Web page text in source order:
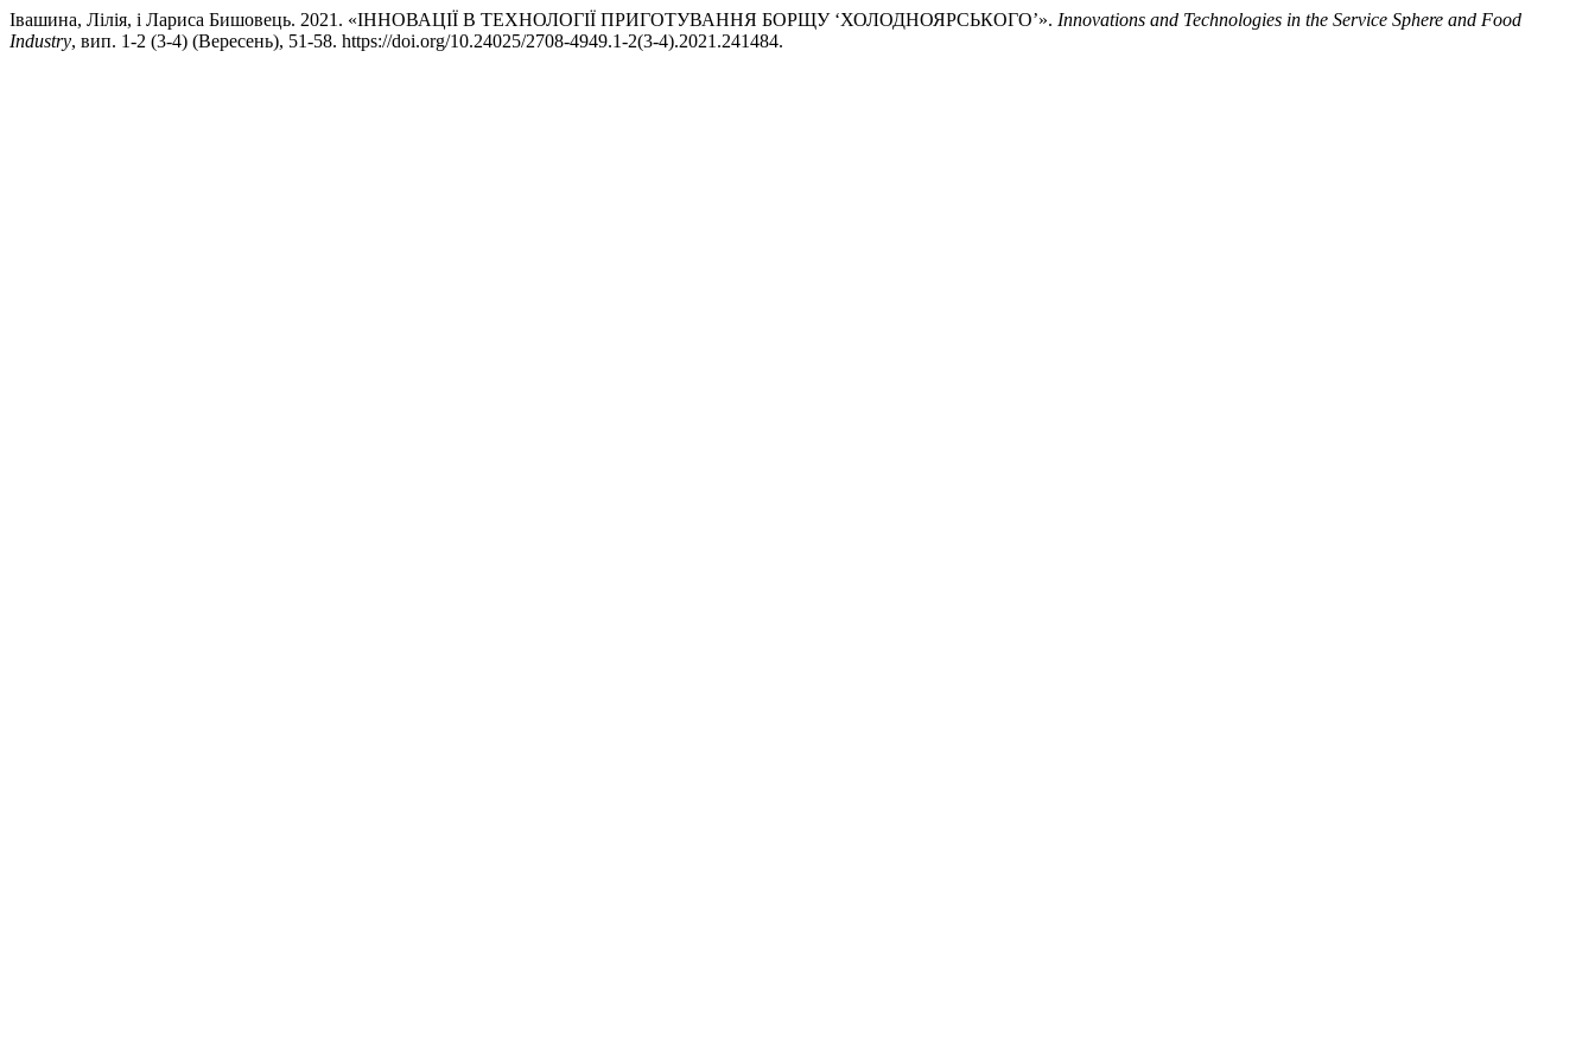
Івашина, Лілія, і Лариса Бишовець. 2021. «ІННОВАЦІЇ В ТЕХНОЛОГІЇ ПРИГОТУВАННЯ БОРЩУ ‘ХОЛОДНОЯРСЬКОГО’». Innovations and Technologies in the Service Sphere and Food
Industry, вип. 1-2 (3-4) (Вересень), 51-58. https://doi.org/10.24025/2708-4949.1-2(3-4).2021.241484.